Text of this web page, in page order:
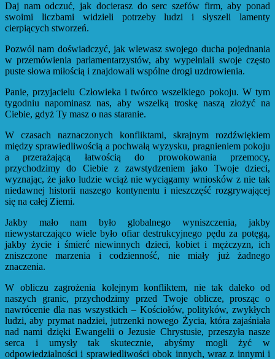
Daj nam odczuć, jak docierasz do serc szefów firm, aby ponad
swoimi liczbami widzieli potrzeby ludzi i słyszeli lamenty
cierpiących stworzeń.
Pozwól nam doświadczyć, jak wlewasz swojego ducha pojednania
w przemówienia parlamentarzystów, aby wypełniali swoje często
puste słowa miłością i znajdowali wspólne drogi uzdrowienia.
Panie, przyjacielu Człowieka i twórco wszelkiego pokoju. W tym
tygodniu napominasz nas, aby wszelką troskę naszą złożyć na
Ciebie, gdyż Ty masz o nas staranie.
W czasach naznaczonych konfliktami, skrajnym rozdźwiękiem
między sprawiedliwością a pochwałą wyzysku, pragnieniem pokoju
a przerażającą łatwością do prowokowania przemocy,
przychodzimy do Ciebie z zawstydzeniem jako Twoje dzieci,
wyznając, że jako ludzie wciąż nie wyciągamy wniosków z nie tak
niedawnej historii naszego kontynentu i nieszczęść rozgrywającej
się na całej Ziemi.
Jakby mało nam było globalnego wyniszczenia, jakby
niewystarczająco wiele było ofiar destrukcyjnego pędu za potęgą,
jakby życie i śmierć niewinnych dzieci, kobiet i mężczyzn, ich
zniszczone marzenia i codzienność, nie miały już żadnego
znaczenia.
W obliczu zagrożenia kolejnym konfliktem, nie tak daleko od
naszych granic, przychodzimy przed Twoje oblicze, prosząc o
nawrócenie dla nas wszystkich – Kościołów, polityków, zwykłych
ludzi, aby prymat nadziei, jutrzenki nowego Życia, która zajaśniała
nad nami dzięki Ewangelii o Jezusie Chrystusie, przeszyła nasze
serca i umysły tak skutecznie, abyśmy mogli żyć w
odpowiedzialności i sprawiedliwości obok innych, wraz z innymi i